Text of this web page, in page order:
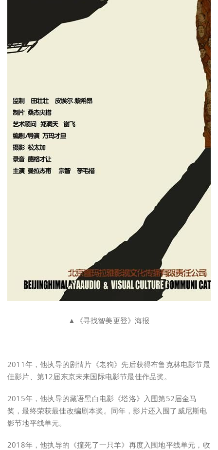
▲《寻找智美更登》海报
2011年，他执导的剧情片《老狗》先后获得布鲁克林电影节最
佳影片、第12届东京未来国际电影节最佳作品奖。
2015年，他执导的藏语黑白电影《塔洛》入围第52届金马
奖，最终荣获最佳改编剧本奖。同年，影片还入围了威尼斯电
影节地平线单元。
2018年，他执导的《撞死了一只羊》再度入围地平线单元，收